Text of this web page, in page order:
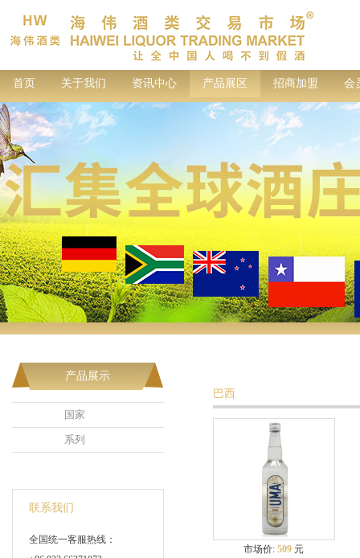
首页 关于我们 资讯中心 产品展区 招商加盟 会
产品展示
国家
系列
联系我们
全国统一客服热线：
巴西
市场价:509 元